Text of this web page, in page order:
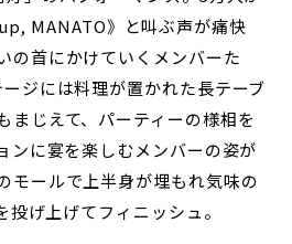
MANATO》と叫ぶ声が痛快
の首にかけていくメンバーた
ジには料理が置かれた長テーブ
まじえて、パーティーの様相を
ンに宴を楽しむメンバーの姿が
モールで上半身が埋もれ気味の
げ上げてフィニッシュ。